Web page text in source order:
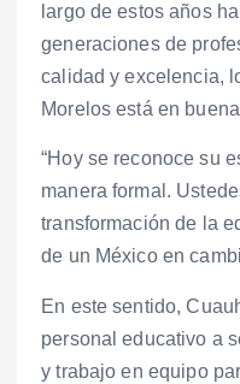
largo de estos años
generaciones de
calidad y excelencia,
Morelos está en
“Hoy se reconoce su
manera formal.
transformación de la
de un México en
En este sentido,
personal educativo a
y trabajo en equipo